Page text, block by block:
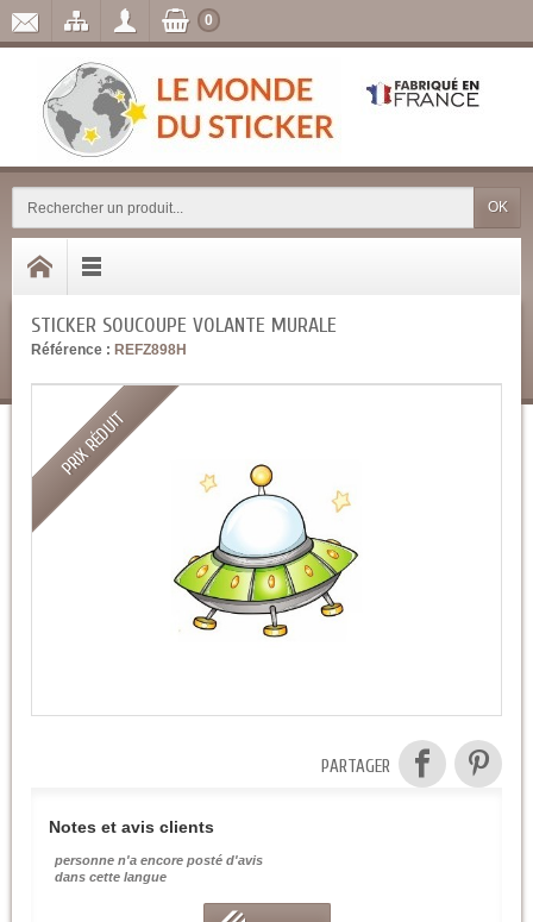
OK
0
STICKER SOUCOUPE VOLANTE MURALE
Référence : REFZ898H
PRIX RÉDUIT
PARTAGER
Notes et avis clients
personne n'a encore posté d'avis
dans cette langue